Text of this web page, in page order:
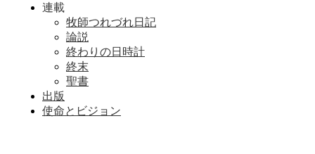
連載
牧師つれづれ日記
論説
終わりの日時計
終末
聖書
出版
使命とビジョン